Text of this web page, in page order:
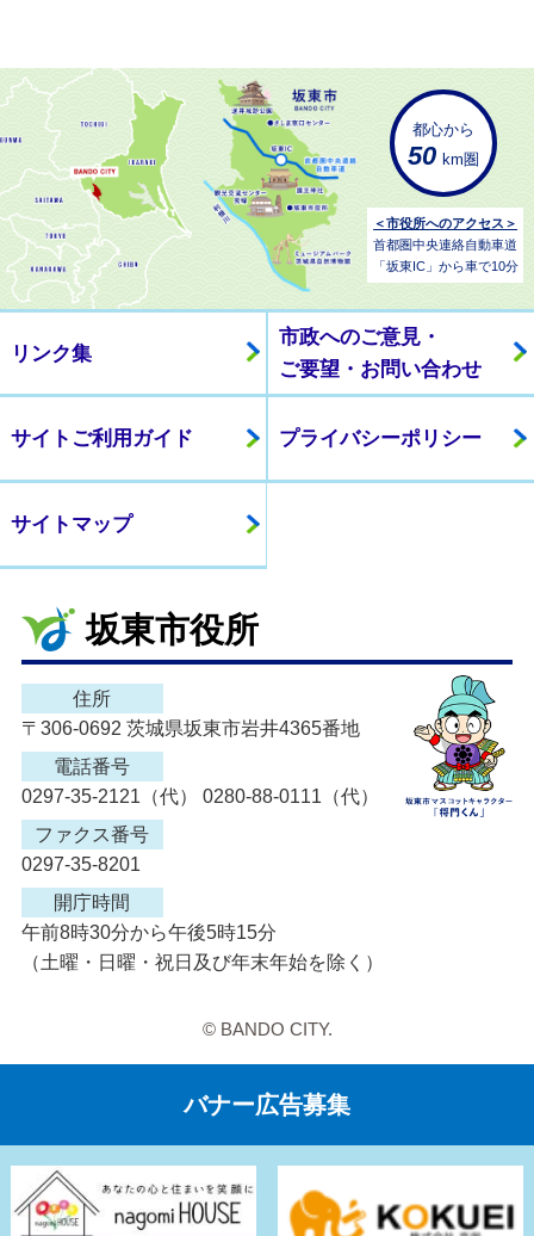
都心から
50 km圏
＜市役所へのアクセス＞
首都圏中央連絡自動車道
「坂東IC」から車で10分
リンク集
市政へのご意見・
ご要望・お問い合わせ
サイトご利用ガイド プライバシーポリシー
サイトマップ
坂東市役所
住所
〒306-0692 茨城県坂東市岩井4365番地
電話番号
0297-35-2121（代） 0280-88-0111（代）
ファクス番号
0297-35-8201
開庁時間
午前8時30分から午後5時15分
（土曜・日曜・祝日及び年末年始を除く）
© BANDO CITY.
バナー広告募集